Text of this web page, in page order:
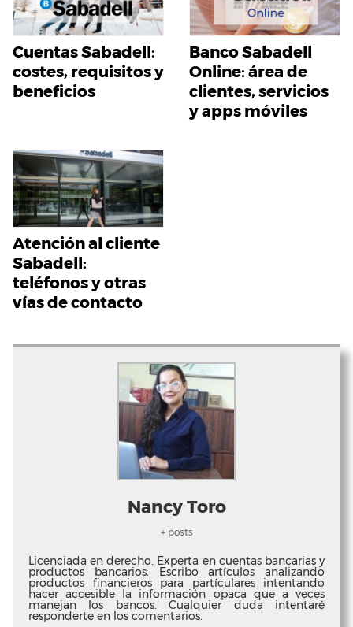
Cuentas Sabadell:
costes, requisitos y
beneficios
Banco Sabadell
Online: área de
clientes, servicios
y apps móviles
Atención al cliente
Sabadell:
teléfonos y otras
vías de contacto
Nancy Toro
+ posts
Licenciada en derecho. Experta en cuentas bancarias y
productos bancarios. Escribo artículos analizando
productos financieros para partículares intentando
hacer accesible la información opaca que a veces
manejan los bancos. Cualquier duda intentaré
responderte en los comentarios.